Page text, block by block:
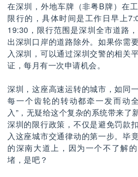
在深圳，外地车牌（非粤B牌）在
限行的，具体时间是工作日早上
19:30，限行范围是深圳全市道路
出深圳口岸的道路除外。如果你需
入深圳，可以通过深圳交警的相关
证，每月有一次申请机会。
深圳，这座高速运转的城市，如同
每一个齿轮的转动都牵一发而动
入”，无疑给这个复杂的系统带来了
深圳的限行政策，不仅是避免罚款
入这座城市交通律动的第一步。毕
的深南大道上，因为一个不了解
堵，是吧？